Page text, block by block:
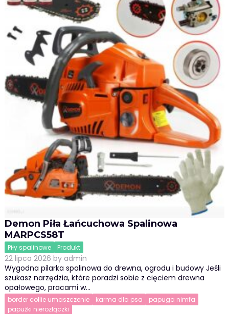
Demon Piła Łańcuchowa Spalinowa
MARPCS58T
Piły spalinowe Produkt
22 lipca 2026 by admin
Wygodna pilarka spalinowa do drewna, ogrodu i budowy Jeśli
szukasz narzędzia, które poradzi sobie z cięciem drewna
opałowego, pracami w…
border collie umaszczenie karma dla psa
papuga nimfa
papużki nierozłączki